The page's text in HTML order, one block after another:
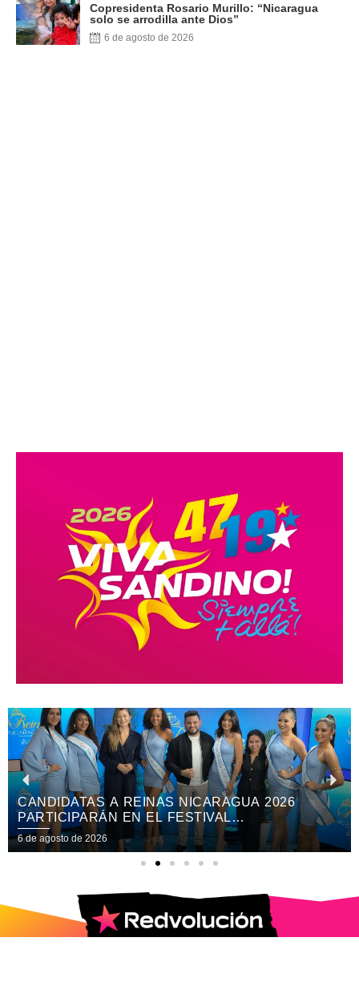
Copresidenta Rosario Murillo: “Nicaragua
solo se arrodilla ante Dios”
6 de agosto de 2026
CANDIDATAS A REINAS NICARAGUA 2026
PARTICIPARÁN EN EL FESTIVAL
INTERNACIONAL DE LAS ARTES, CULTURA Y
GASTRONOMÍA
6 de agosto de 2026